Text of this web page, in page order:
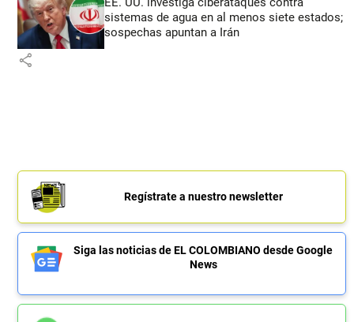
sistemas de agua en al menos siete estados;
sospechas apuntan a Irán
share
Regístrate a nuestro newsletter
Siga las noticias de EL COLOMBIANO desde Google
News